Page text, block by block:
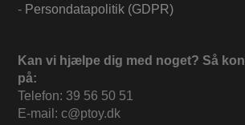
- Persondatapolitik (GDPR)
Kan vi hjælpe dig med noget? Så
på:
Telefon: 39 56 50 51
E-mail: c@ptoy.dk